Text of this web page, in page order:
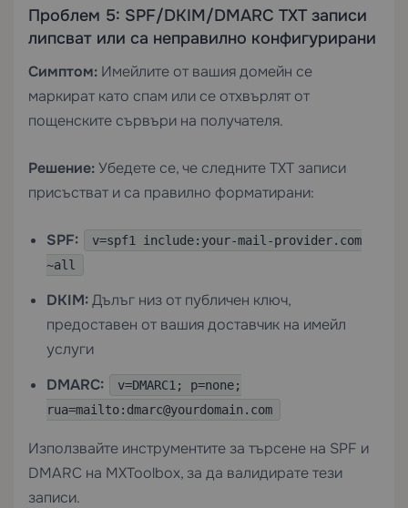
Проблем 5: SPF/DKIM/DMARC TXT записи
липсват или са неправилно конфигурирани
Симптом: Имейлите от вашия домейн се
маркират като спам или се отхвърлят от
пощенските сървъри на получателя.
Решение:Убедете се, че следните TXT записи
присъстват и са правилно форматирани:
SPF:
v=spf1 include:your-mail-provider.com
~all
DKIM:Дълъг низ от публичен ключ,
предоставен от вашия доставчик на имейл
услуги
DMARC:
v=DMARC1; p=none;
rua=mailto:dmarc@yourdomain.com
Използвайте инструментите за търсене на SPF и
DMARC на MXToolbox, за да валидирате тези
записи.